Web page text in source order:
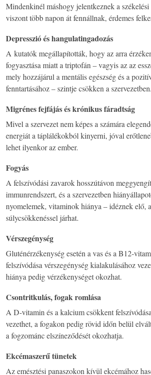
Mindenkinél máshogy jelentkeznek a székelési
viszont több napon át fennállnak, érdemes
Depresszió és hangulatingadozás
A kutatók megállapították, hogy az arra
fogyasztása miatt a triptofán – vagyis az az
mely hozzájárul a mentális egészség és a
fenntartásához – szintje csökken a szervezetben.
Migrénes fejfájás és krónikus fáradtság
Mivel a szervezet nem képes a számára
energiát a táplálékokból kinyerni, jóval
lehet ilyenkor az ember.
Fogyás
A felszívódási zavarok hosszútávon
immunrendszert, és a szervezetben
nyomelemek, vitaminok hiánya – idéznek elő,
súlycsökkenéssel járhat.
Vérszegénység
Gluténérzékenység esetén a vas és a B12-
felszívódása vérszegénység kialakulásához
hiánya pedig vérzékenységet okozhat.
Csontritkulás, fogak romlása
A D-vitamin és a kalcium csökkent
vezethet, a fogakon pedig rövid időn belül
a fogzománc elszíneződését okozhatja.
Ekcémaszerű tünetek
Az emésztési panaszokon kívül ekcémához